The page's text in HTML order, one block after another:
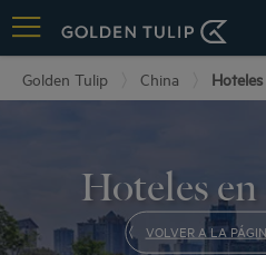
Golden Tulip China
Hoteles
VOLVER A LA